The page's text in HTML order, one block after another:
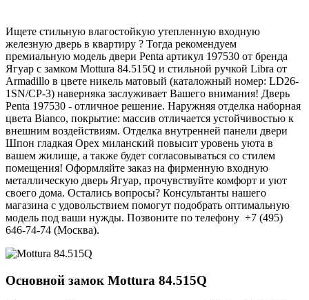
Ищете стильную влагостойкую утепленную входную
железную дверь в квартиру ? Тогда рекомендуем
премиальную модель двери Penta артикул 197530 от бренда
Ягуар с замком Mottura 84.515Q и стильной ручкой Libra от
Armadillo в цвете никель матовый (каталожный номер: LD26-
1SN/CP-3) наверняка заслуживает Вашего внимания! Дверь
Penta 197530 - отличное решение. Наружняя отделка наборная
цвета Bianco, покрытие: массив отличается устойчивостью к
внешним воздействиям. Отделка внутренней панели двери
Шпон гладкая Орех миланский повысит уровень уюта в
вашем жилище, а также будет согласовываться со стилем
помещения! Оформляйте заказ на фирменную входную
металлическую дверь Ягуар, прочувствуйте комфорт и уют
своего дома. Остались вопросы? Консультанты нашего
магазина с удовольствием помогут подобрать оптимальную
модель под ваши нужды. Позвоните по телефону +7 (495)
646-74-74 (Москва).
Основной замок Mottura 84.515Q